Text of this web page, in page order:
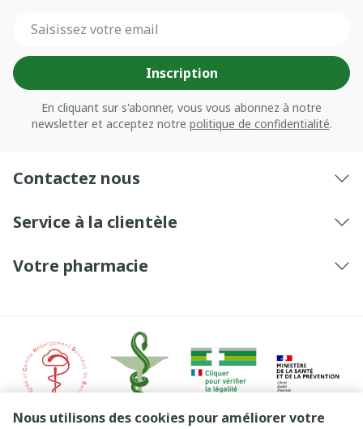
Nous utilisons des cookies pour améliorer votre
Inscription
En cliquant sur s'abonner, vous vous abonnez à notre
newsletter et acceptez notre politique de confidentialité.
Contactez nous
Service à la clientèle
Votre pharmacie